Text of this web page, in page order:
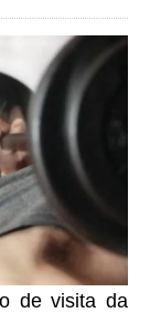
de visita da